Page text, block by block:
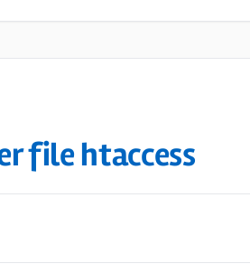
file htaccess